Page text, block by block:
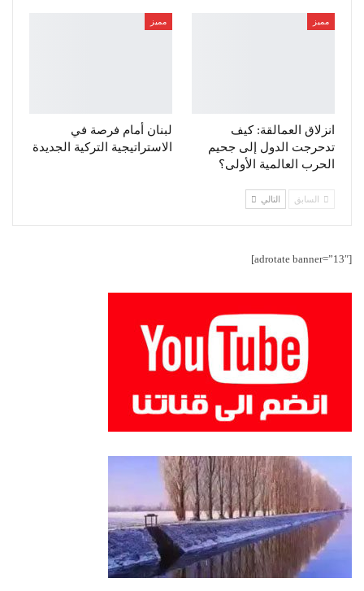
مميز
انزلاق العمالقة: كيف
تدحرجت الدول إلى جحيم
الحرب العالمية الأولى؟
مميز
لبنان أمام فرصة في
الاستراتيجية التركية الجديدة
السابق التالي
[adrotate banner=”13″]